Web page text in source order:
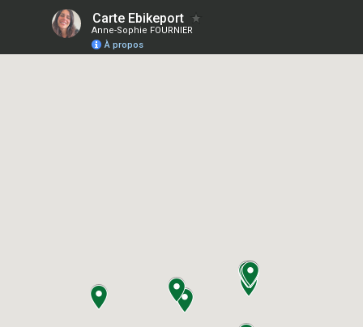
Carte Ebikeport
Anne-Sophie FOURNIER
À propos